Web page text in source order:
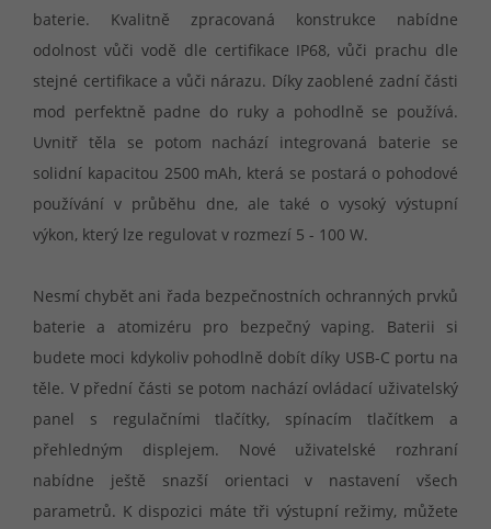
baterie. Kvalitně zpracovaná konstrukce nabídne
odolnost vůči vodě dle certifikace IP68, vůči prachu dle
stejné certifikace a vůči nárazu. Díky zaoblené zadní části
mod perfektně padne do ruky a pohodlně se používá.
Uvnitř těla se potom nachází integrovaná baterie se
solidní kapacitou 2500 mAh, která se postará o pohodové
používání v průběhu dne, ale také o vysoký výstupní
výkon, který lze regulovat v rozmezí 5 - 100 W.
Nesmí chybět ani řada bezpečnostních ochranných prvků
baterie a atomizéru pro bezpečný vaping. Baterii si
budete moci kdykoliv pohodlně dobít díky USB-C portu na
těle. V přední části se potom nachází ovládací uživatelský
panel s regulačními tlačítky, spínacím tlačítkem a
přehledným displejem. Nové uživatelské rozhraní
nabídne ještě snazší orientaci v nastavení všech
parametrů. K dispozici máte tři výstupní režimy, můžete